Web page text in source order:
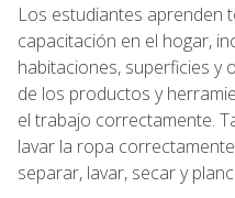
Los estudiantes aprenden
capacitación en el hogar,
habitaciones, superficies y
de los productos y
el trabajo correctamente.
lavar la ropa
separar, lavar, secar y